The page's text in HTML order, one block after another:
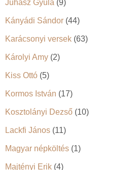
Juhász Gyula (9)
Kányádi Sándor (44)
Karácsonyi versek (63)
Károlyi Amy (2)
Kiss Ottó (5)
Kormos István (17)
Kosztolányi Dezső (10)
Lackfi János (11)
Magyar népköltés (1)
Majtényi Erik (4)